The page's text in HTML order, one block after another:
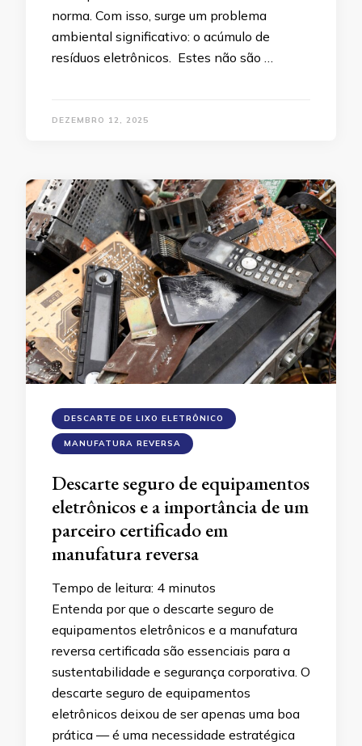
norma. Com isso, surge um problema
ambiental significativo: o acúmulo de
resíduos eletrônicos. Estes não são …
DEZEMBRO 12, 2025
DESCARTE DE LIXO ELETRÔNICO
MANUFATURA REVERSA
Descarte seguro de equipamentos
eletrônicos e a importância de um
parceiro certificado em
manufatura reversa
Tempo de leitura: 4 minutos
Entenda por que o descarte seguro de
equipamentos eletrônicos e a manufatura
reversa certificada são essenciais para a
sustentabilidade e segurança corporativa. O
descarte seguro de equipamentos
eletrônicos deixou de ser apenas uma boa
prática — é uma necessidade estratégica